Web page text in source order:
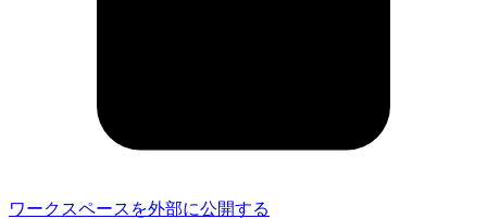
ワークスペースを外部に公開する